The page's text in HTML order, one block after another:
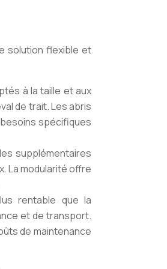
solution flexible et
à la taille et aux
de trait. Les abris
spécifiques
supplémentaires
La modularité offre
rentable que la
et de transport.
de maintenance